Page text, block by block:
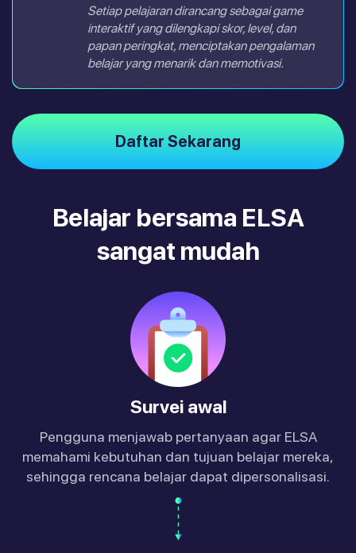
Setiap pelajaran dirancang sebagai game
interaktif yang dilengkapi skor, level, dan
papan peringkat, menciptakan pengalaman
belajar yang menarik dan memotivasi.
Daftar Sekarang
Belajar bersama ELSA
sangat mudah
Survei awal
Pengguna menjawab pertanyaan agar ELSA
memahami kebutuhan dan tujuan belajar mereka,
sehingga rencana belajar dapat dipersonalisasi.